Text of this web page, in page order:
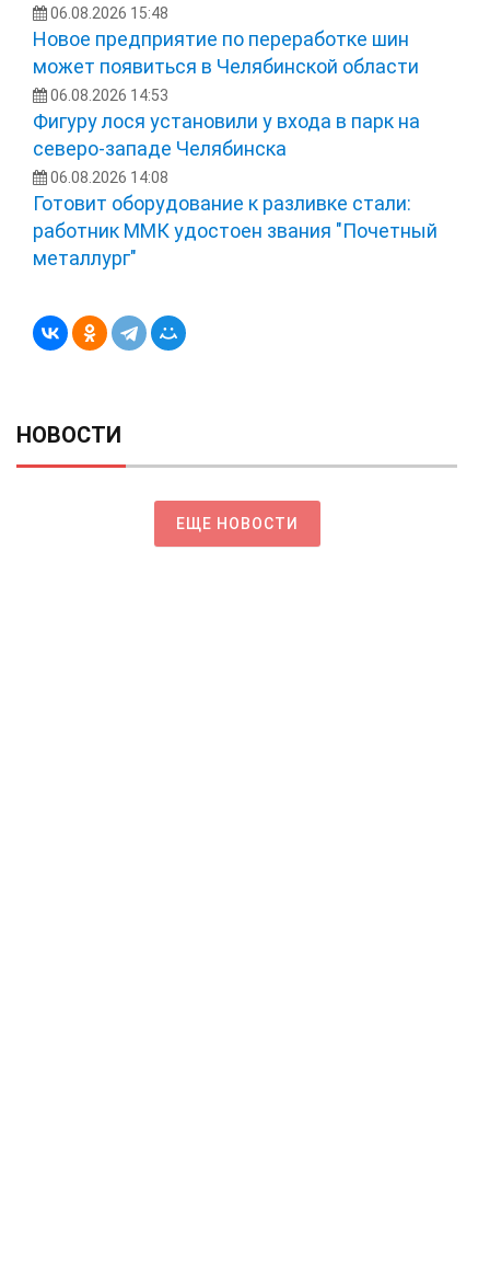
06.08.2026 15:48
Новое предприятие по переработке шин
может появиться в Челябинской области
06.08.2026 14:53
Фигуру лося установили у входа в парк на
северо-западе Челябинска
06.08.2026 14:08
Готовит оборудование к разливке стали:
работник ММК удостоен звания "Почетный
металлург"
НОВОСТИ
ЕЩЕ НОВОСТИ